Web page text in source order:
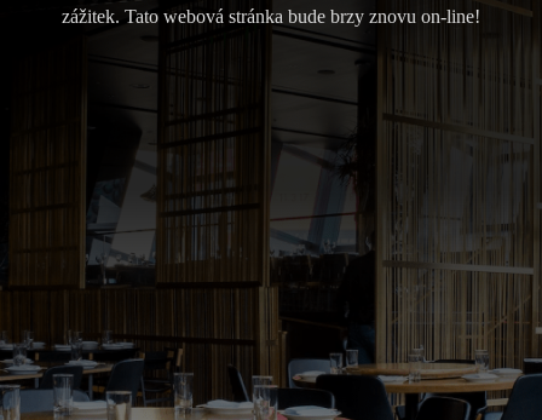
zážitek. Tato webová stránka bude brzy znovu on-line!